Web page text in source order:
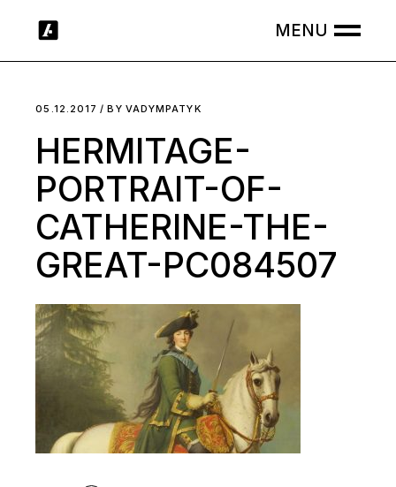
05.12.2017 BY VADYMPATYK
HERMITAGE-
PORTRAIT-OF-
CATHERINE-THE-
GREAT-PC084507